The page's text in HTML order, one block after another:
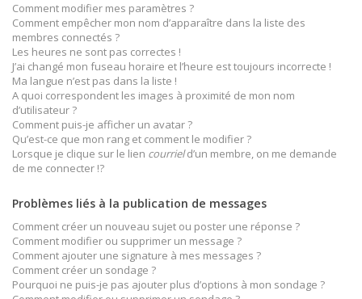
Comment modifier mes paramètres ?
Comment empêcher mon nom d’apparaître dans la liste des
membres connectés ?
Les heures ne sont pas correctes !
J’ai changé mon fuseau horaire et l’heure est toujours incorrecte !
Ma langue n’est pas dans la liste !
A quoi correspondent les images à proximité de mon nom
d’utilisateur ?
Comment puis-je afficher un avatar ?
Qu’est-ce que mon rang et comment le modifier ?
Lorsque je clique sur le lien courrield’un membre, on me demande
de me connecter !?
Problèmes liés à la publication de messages
Comment créer un nouveau sujet ou poster une réponse ?
Comment modifier ou supprimer un message ?
Comment ajouter une signature à mes messages ?
Comment créer un sondage ?
Pourquoi ne puis-je pas ajouter plus d’options à mon sondage ?